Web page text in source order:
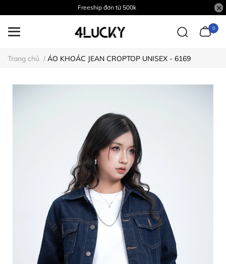
Freeship đơn từ 500k
0
Trang chủ / ÁO KHOÁC JEAN CROPTOP UNISEX - 6169